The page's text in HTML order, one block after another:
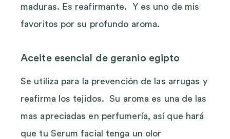
maduras. Es reafirmante. Y es uno de mis
favoritos por su profundo aroma.
Aceite esencial de geranio egipto
Se utiliza para la prevención de las arrugas y
reafirma los tejidos. Su aroma es una de las
mas apreciadas en perfumería, así que hará
que tu Serum facial tenga un olor